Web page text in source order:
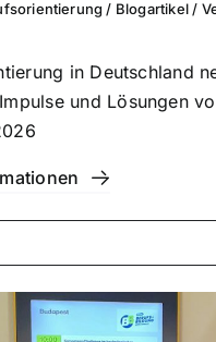
/ Blog­ar­ti­kel /
in Deutsch­land
und Lösungen